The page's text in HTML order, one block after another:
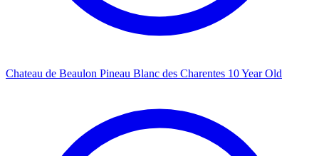
Chateau de Beaulon Pineau Blanc des Charentes 10 Year Old